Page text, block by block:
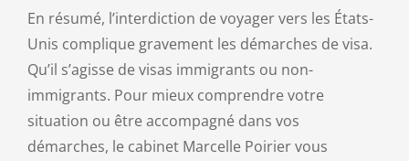
En résumé, l’interdiction de voyager vers les États-
Unis complique gravement les démarches de visa.
Qu’il s’agisse de visas immigrants ou non-
immigrants. Pour mieux comprendre votre
situation ou être accompagné dans vos
démarches, le cabinet Marcelle Poirier vous